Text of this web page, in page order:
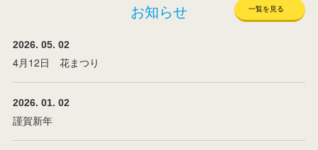
お知らせ 一覧を見る
2026. 05. 02
4月12日 花まつり
2026. 01. 02
謹賀新年